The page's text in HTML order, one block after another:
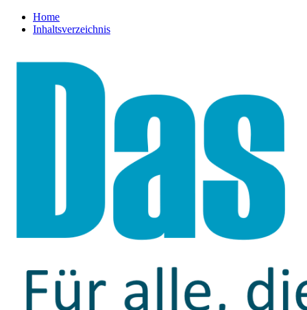
Home
Inhaltsverzeichnis